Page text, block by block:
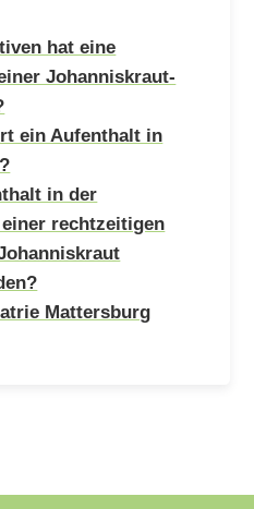
hat eine
Johanniskraut-
ein Aufenthalt in
in der
rechtzeitigen
Mattersburg